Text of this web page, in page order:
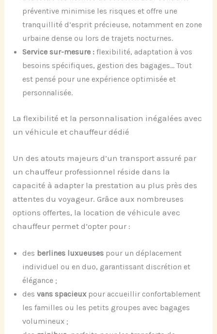
préventive minimise les risques et offre une
tranquillité d’esprit précieuse, notamment en zone
urbaine dense ou lors de trajets nocturnes.
Service sur-mesure : flexibilité, adaptation à vos
besoins spécifiques, gestion des bagages… Tout
est pensé pour une expérience optimisée et
personnalisée.
La flexibilité et la personnalisation inégalées avec
un véhicule et chauffeur dédié
Un des atouts majeurs d’un transport assuré par
un chauffeur professionnel réside dans la
capacité à adapter la prestation au plus près des
attentes du voyageur. Grâce aux nombreuses
options offertes, la location de véhicule avec
chauffeur permet d’opter pour :
des berlines luxueuses pour un déplacement
individuel ou en duo, garantissant discrétion et
élégance ;
desvans spacieuxpour accueillir confortablement
les familles ou les petits groupes avec bagages
volumineux ;